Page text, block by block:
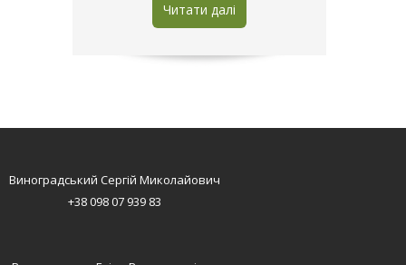
Читати далі
Виноградський Сергій Миколайович
+38 098 07 939 83